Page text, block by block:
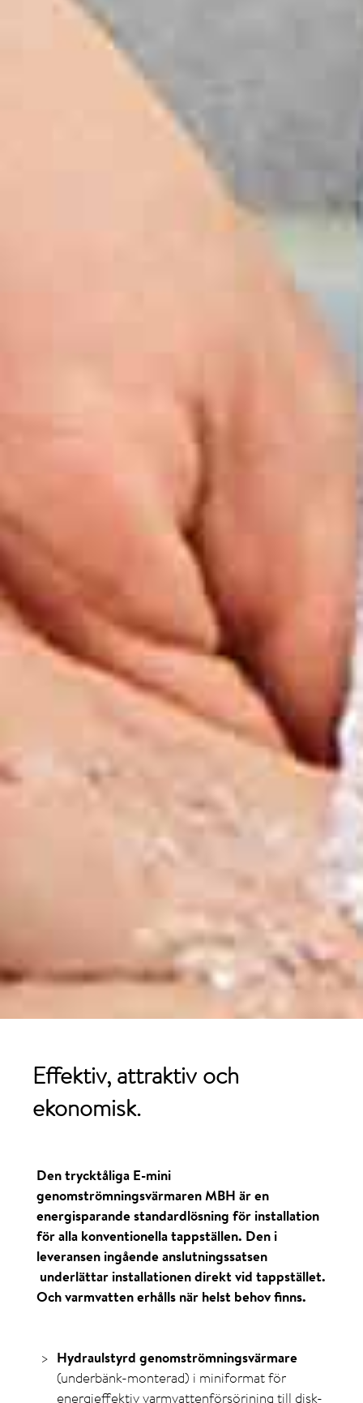
Effektiv, attraktiv och
ekonomisk.
Den trycktåliga E-mini
genomströmningsvärmaren MBH är en
energisparande standardlösning för installation
för alla konventionella tappställen. Den i
leveransen ingående anslutningssatsen
underlättar installationen direkt vid tappstället.
Och varmvatten erhålls när helst behov finns.
Hydraulstyrd genomströmningsvärmare
(underbänk-monterad) i miniformat för
energieffektiv varmvattenförsörjning till disk-